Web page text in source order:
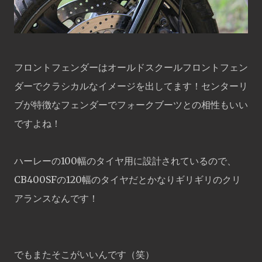
フロントフェンダーはオールドスクールフロントフェン
ダーでクラシカルなイメージを出してます！センターリ
ブが特徴なフェンダーでフォークブーツとの相性もいい
ですよね！
ハーレーの100幅のタイヤ用に設計されているので、
CB400SFの120幅のタイヤだとかなりギリギリのクリ
アランスなんです！
でもまたそこがいいんです（笑）